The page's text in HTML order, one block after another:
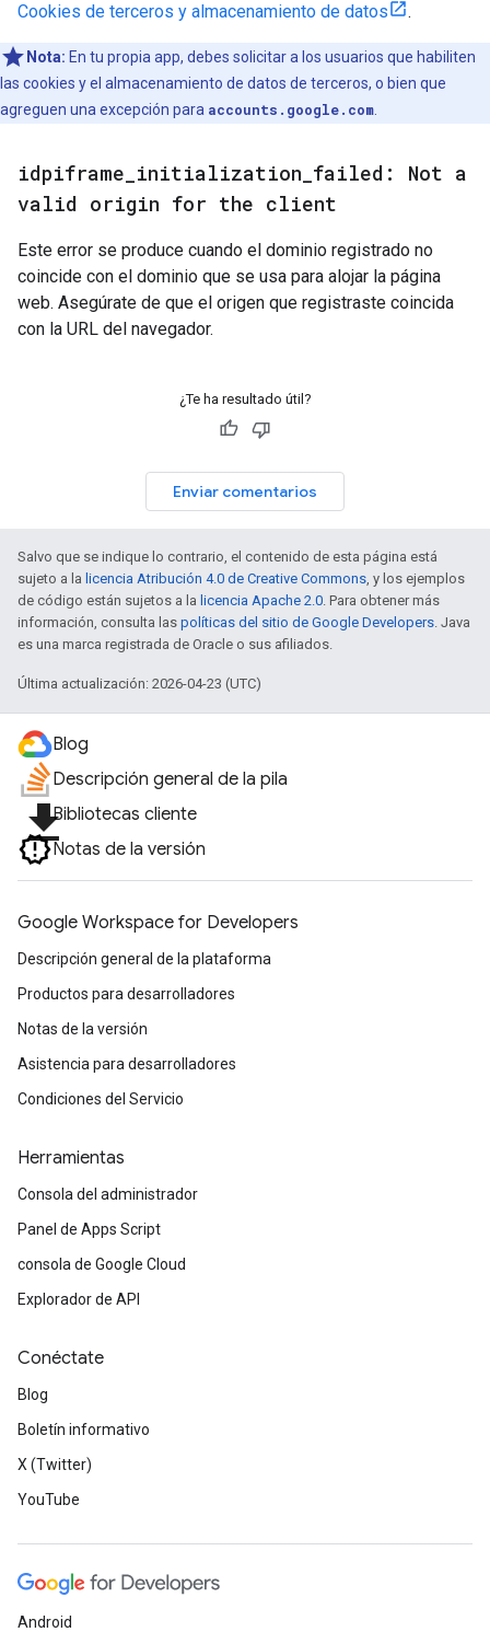
Cookies de terceros y almacenamiento de datos
.
Nota: En tu propia app, debes solicitar a los usuarios que habiliten
las cookies y el almacenamiento de datos de terceros, o bien que
agreguen una excepción para accounts.google.com
idpiframe initialization failed: Not a
valid origin for the client
Este error se produce cuando el dominio registrado no
coincide con el dominio que se usa para alojar la página
web. Asegúrate de que el origen que registraste coincida
con la URL del navegador.
¿Te ha resultado útil?
Enviar comentarios
Salvo que se indique lo contrario, el contenido de esta página está
sujeto a la licencia Atribución 4.0 de Creative Commons, y los ejemplos
de código están sujetos a la licencia Apache 2.0. Para obtener más
información, consulta las políticas del sitio de Google Developers. Java
es una marca registrada de Oracle o sus afiliados.
Última actualización: 2026-04-23 (UTC)
Blog
Descripción general de la pila
file_downloadBibliotecas cliente
Notas de la versión
Google Workspace for Developers
Descripción general de la plataforma
Productos para desarrolladores
Notas de la versión
Asistencia para desarrolladores
Condiciones del Servicio
Herramientas
Consola del administrador
Panel de Apps Script
consola de Google Cloud
Explorador de API
Conéctate
Blog
Boletín informativo
X (Twitter)
YouTube
Android